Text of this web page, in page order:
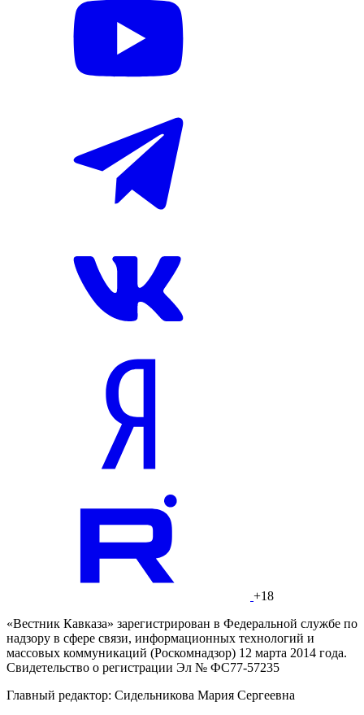
+18
«Вестник Кавказа» зарегистрирован в Федеральной службе по
надзору в сфере связи, информационных технологий и
массовых коммуникаций (Роскомнадзор) 12 марта 2014 года.
Свидетельство о регистрации Эл № ФС77-57235
Главный редактор: Сидельникова Мария Сергеевна